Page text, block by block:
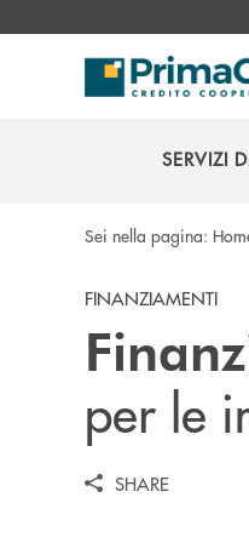
SERVIZI
Sei nella pagina:
FINANZIAMENTI
per le
SHARE